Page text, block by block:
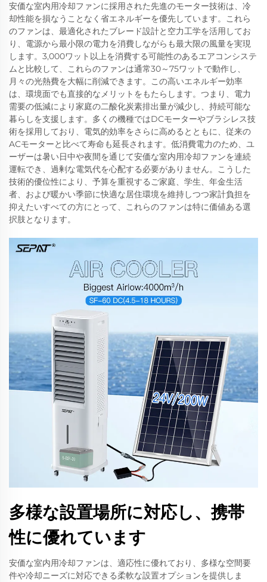
安価な室内用冷却ファンに採用された先進のモーター技術は、冷
却性能を損なうことなく省エネルギーを優先しています。これら
のファンは、最適化されたブレード設計と空力工学を活用してお
り、電源から最小限の電力を消費しながらも最大限の風量を実現
します。3,000ワット以上を消費する可能性のあるエアコンシステ
ムと比較して、これらのファンは通常30～75ワットで動作し、
月々の光熱費を大幅に削減できます。この高いエネルギー効率
は、環境面でも直接的なメリットをもたらします。つまり、電力
需要の低減により家庭の二酸化炭素排出量が減少し、持続可能な
暮らしを支援します。多くの機種ではDCモーターやブラシレス技
術を採用しており、電気的効率をさらに高めるとともに、従来の
ACモーターと比べて寿命も延長されます。低消費電力のため、ユ
ーザーは暑い日中や夜間を通じて安価な室内用冷却ファンを連続
運転でき、過剰な電気代を心配する必要がありません。こうした
技術的優位性により、予算を重視するご家庭、学生、年金生活
者、および暖かい季節に快適な居住環境を維持しつつ家計負担を
抑えたいすべての方にとって、これらのファンは特に価値ある選
択肢となります。
多様な設置場所に対応し、携帯
性に優れています
安価な室内用冷却ファンは、適応性に優れており、多様な空間要
件や冷却ニーズに対応できる柔軟な設置オプションを提供しま